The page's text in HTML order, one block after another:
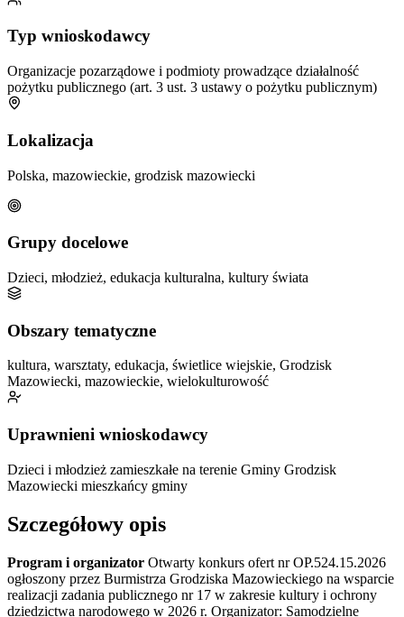
Typ wnioskodawcy
Organizacje pozarządowe i podmioty prowadzące działalność
pożytku publicznego (art. 3 ust. 3 ustawy o pożytku publicznym)
Lokalizacja
Polska, mazowieckie, grodzisk mazowiecki
Grupy docelowe
Dzieci, młodzież, edukacja kulturalna, kultury świata
Obszary tematyczne
kultura, warsztaty, edukacja, świetlice wiejskie, Grodzisk
Mazowiecki, mazowieckie, wielokulturowość
Uprawnieni wnioskodawcy
Dzieci i młodzież zamieszkałe na terenie Gminy Grodzisk
Mazowiecki mieszkańcy gminy
Szczegółowy opis
Program i organizator Otwarty konkurs ofert nr OP.524.15.2026
ogłoszony przez Burmistrza Grodziska Mazowieckiego na wsparcie
realizacji zadania publicznego nr 17 w zakresie kultury i ochrony
dziedzictwa narodowego w 2026 r. Organizator: Samodzielne